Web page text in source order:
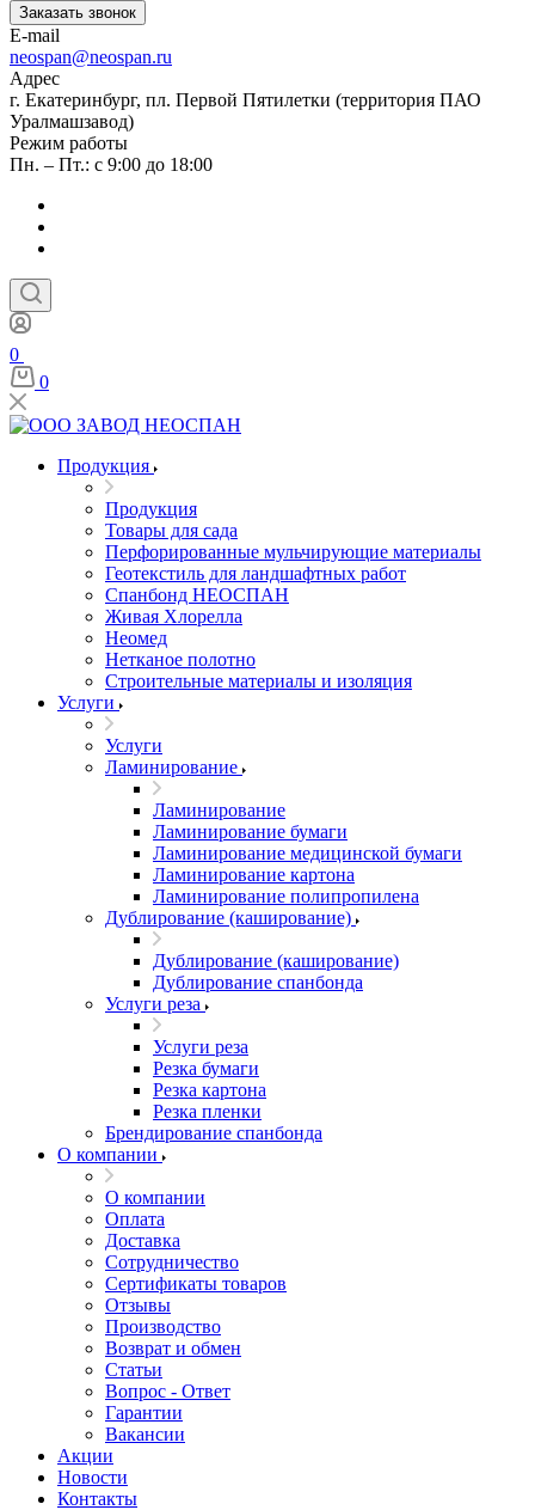
Заказать звонок
E-mail
neospan@neospan.ru
Адрес
г. Екатеринбург, пл. Первой Пятилетки (территория ПАО
Уралмашзавод)
Режим работы
Пн. – Пт.: с 9:00 до 18:00
0
0
Продукция
Продукция
Товары для сада
Перфорированные мульчирующие материалы
Геотекстиль для ландшафтных работ
Спанбонд НЕОСПАН
Живая Хлорелла
Нeомед
Нетканое полотно
Строительные материалы и изоляция
Услуги
Услуги
Ламинирование
Ламинирование
Ламинирование бумаги
Ламинирование медицинской бумаги
Ламинирование картона
Ламинирование полипропилена
Дублирование (каширование)
Дублирование (каширование)
Дублирование спанбонда
Услуги реза
Услуги реза
Резка бумаги
Резка картона
Резка пленки
Брендирование спанбонда
О компании
О компании
Оплата
Доставка
Сотрудничество
Сертификаты товаров
Отзывы
Производство
Возврат и обмен
Статьи
Вопрос - Ответ
Гарантии
Вакансии
Акции
Новости
Контакты